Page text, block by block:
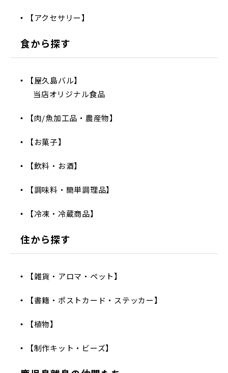
【アクセサリー】
食から探す
【屋久島バル】
当店オリジナル食品
【肉/魚加工品・農産物】
【お菓子】
【飲料・お酒】
【調味料・簡単調理品】
【冷凍・冷蔵商品】
住から探す
【雑貨・アロマ・ペット】
【書籍・ポストカード・ステッカー】
【植物】
【制作キット・ビーズ】